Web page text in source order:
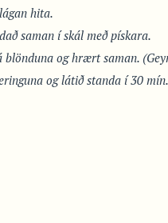
hita.
saman í skál með pískara.
og hrært saman.
og látið standa í 30